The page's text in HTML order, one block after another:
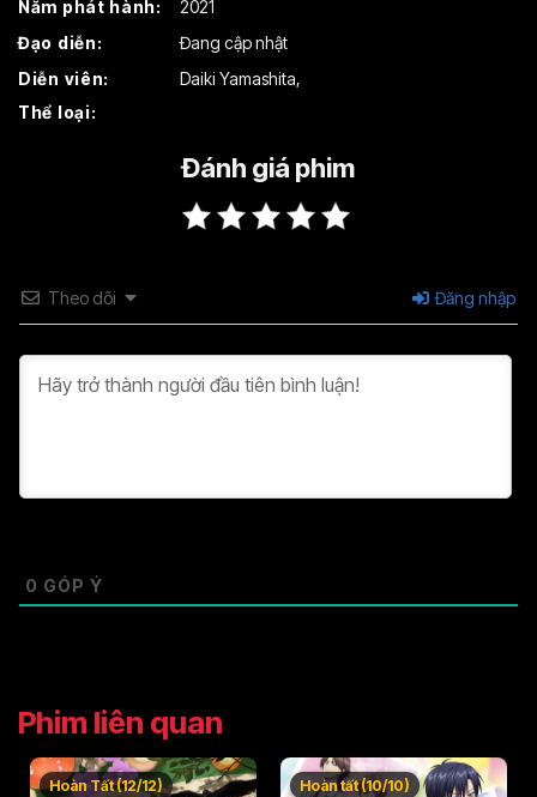
Tập 16
Tập 22
Tập 26
Năm phát hành:
2021
Đạo diễn:
Đang cập nhật
Diễn viên:
Daiki Yamashita,
Thể loại:
Đánh giá phim
Theo dõi Đăng nhập
0 GÓP Ý
Phim liên quan
Hoàn Tất (12/12) Hoàn tất (10/10)